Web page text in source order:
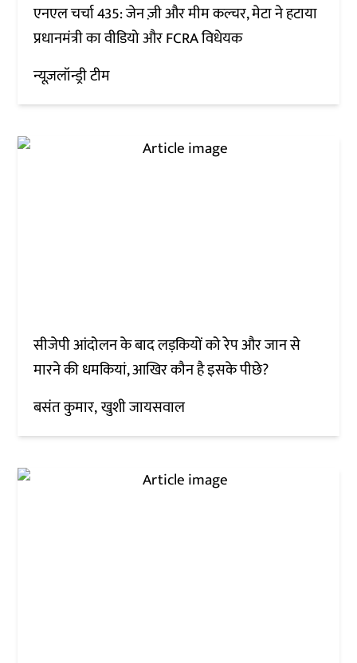
एनएल चर्चा 435: जेन ज़ी और मीम कल्चर, मेटा ने हटाया
प्रधानमंत्री का वीडियो और FCRA विधेयक
न्यूज़लॉन्ड्री टीम
सीजेपी आंदोलन के बाद लड़कियों को रेप और जान से
मारने की धमकियां, आखिर कौन है इसके पीछे?
बसंत कुमार खुशी जायसवाल